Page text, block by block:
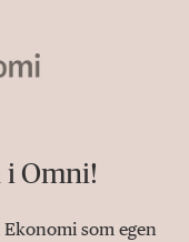
i Omni!
Ekonomi som egen